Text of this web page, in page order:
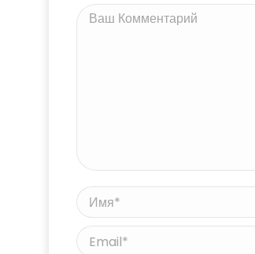
Ваш Комментарий
Имя *
Email *